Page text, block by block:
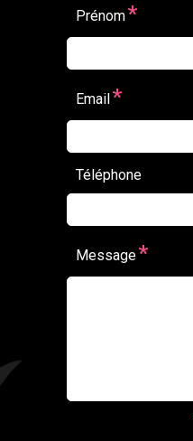
Prénom*
Email *
Téléphone
Message*